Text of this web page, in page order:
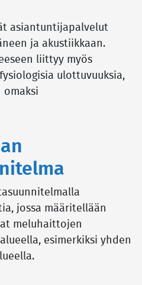
asiantuntijapalvelut
ja akustiikkaan.
liittyy myös
ulottuvuuksia,
omaksi
jossa määritellään
meluhaittojen
esimerkiksi yhden